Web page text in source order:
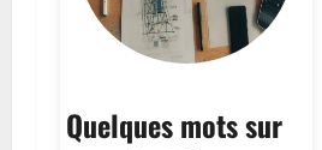
Quelques mots sur